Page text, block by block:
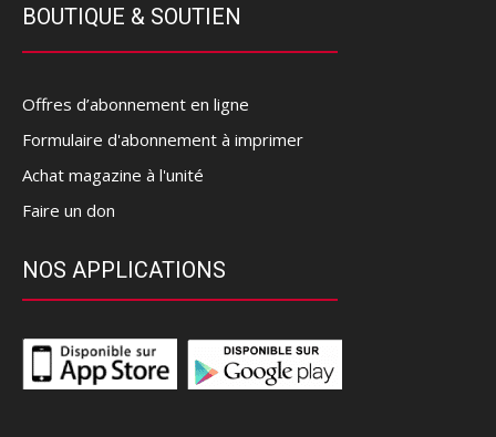
BOUTIQUE & SOUTIEN
Offres d’abonnement en ligne
Formulaire d'abonnement à imprimer
Achat magazine à l'unité
Faire un don
NOS APPLICATIONS